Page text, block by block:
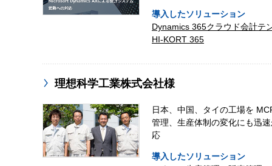
導入したソリューション
Dynamics 365クラウド会計テ
HI-KORT 365
理想科学工業株式会社様
日本、中国、タイの工場を
管理、生産体制の変化にも迅
応
導入したソリューション